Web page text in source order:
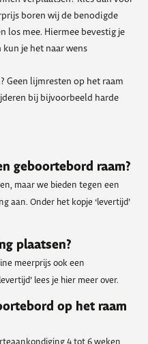
boren wij de benodigde
los mee. Hiermee bevestig je
je het naar wens
Geen lijmresten op het raam
bij bijvoorbeeld harde
geboortebord raam?
maar we bieden tegen een
aan. Onder het kopje ‘levertijd’
plaatsen?
meerprijs ook een
lees je hier meer over.
op het raam
4 tot 6 weken